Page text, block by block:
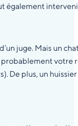
également
juge. Mais un
votre
De plus, un